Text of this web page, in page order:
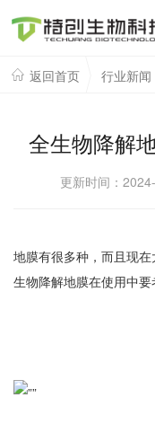
返回首页 行业新闻
全生物降解
更新时间：
地膜有很多种，而且现
生物降解地膜在使用中要